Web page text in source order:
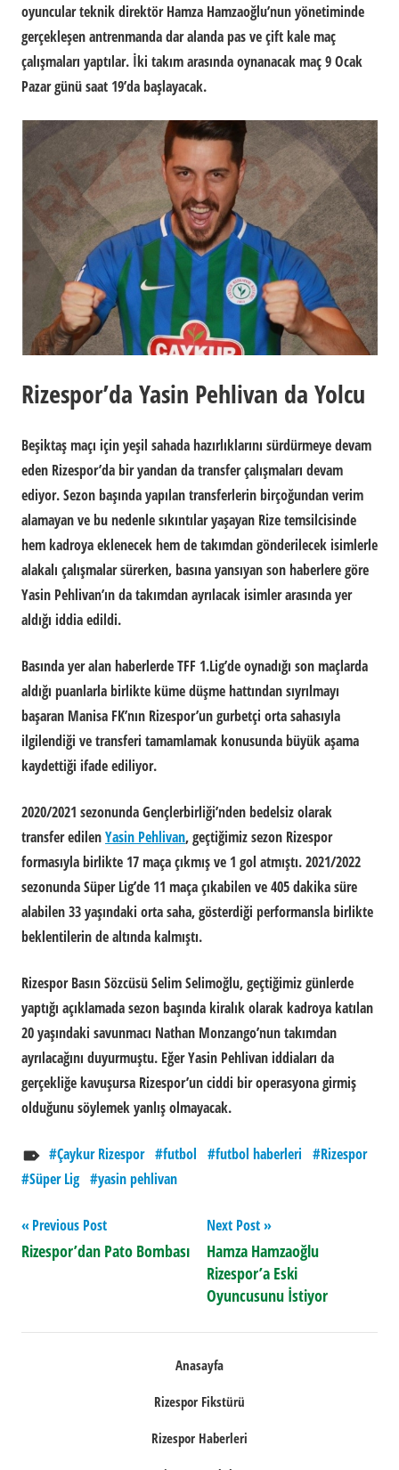
oyuncular teknik direktör Hamza Hamzaoğlu’nun yönetiminde
gerçekleşen antrenmanda dar alanda pas ve çift kale maç
çalışmaları yaptılar. İki takım arasında oynanacak maç 9 Ocak
Pazar günü saat 19’da başlayacak.
Rizespor’da Yasin Pehlivan da Yolcu
Beşiktaş maçı için yeşil sahada hazırlıklarını sürdürmeye devam
eden Rizespor’da bir yandan da transfer çalışmaları devam
ediyor. Sezon başında yapılan transferlerin birçoğundan verim
alamayan ve bu nedenle sıkıntılar yaşayan Rize temsilcisinde
hem kadroya eklenecek hem de takımdan gönderilecek isimlerle
alakalı çalışmalar sürerken, basına yansıyan son haberlere göre
Yasin Pehlivan’ın da takımdan ayrılacak isimler arasında yer
aldığı iddia edildi.
Basında yer alan haberlerde TFF 1.Lig’de oynadığı son maçlarda
aldığı puanlarla birlikte küme düşme hattından sıyrılmayı
başaran Manisa FK’nın Rizespor’un gurbetçi orta sahasıyla
ilgilendiği ve transferi tamamlamak konusunda büyük aşama
kaydettiği ifade ediliyor.
2020/2021 sezonunda Gençlerbirliği’nden bedelsiz olarak
transfer edilenYasin Pehlivan, geçtiğimiz sezon Rizespor
formasıyla birlikte 17 maça çıkmış ve 1 gol atmıştı. 2021/2022
sezonunda Süper Lig’de 11 maça çıkabilen ve 405 dakika süre
alabilen 33 yaşındaki orta saha, gösterdiği performansla birlikte
beklentilerin de altında kalmıştı.
Rizespor Basın Sözcüsü Selim Selimoğlu, geçtiğimiz günlerde
yaptığı açıklamada sezon başında kiralık olarak kadroya katılan
20 yaşındaki savunmacı Nathan Monzango’nun takımdan
ayrılacağını duyurmuştu. Eğer Yasin Pehlivan iddiaları da
gerçekliğe kavuşursa Rizespor’un ciddi bir operasyona girmiş
olduğunu söylemek yanlış olmayacak.
Çaykur Rizespor futbol futbol haberleri
Rizespor
Süper Lig
yasin pehlivan
Yazı
gezinmesi
Previous Post
Rizespor’dan Pato Bombası
Next Post
Hamza Hamzaoğlu
Rizespor’a Eski
Oyuncusunu İstiyor
Anasayfa
Rizespor Fikstürü
Rizespor Haberleri